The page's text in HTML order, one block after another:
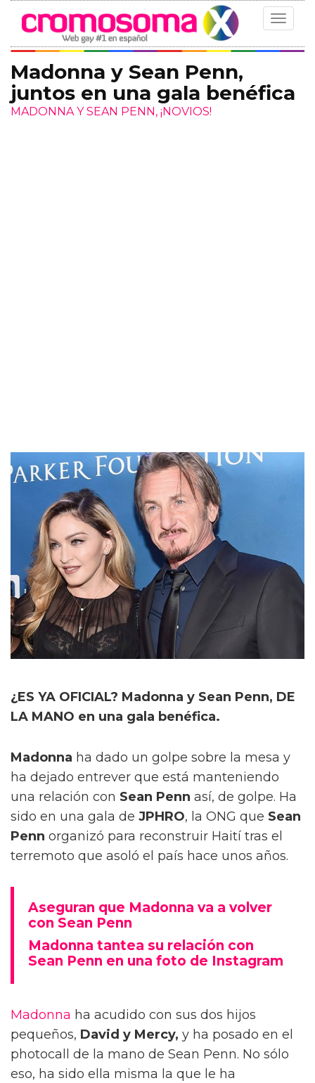
Toggle
Madonna y Sean Penn,
juntos en una gala benéfica
MADONNA Y SEAN PENN, ¡NOVIOS!
¿ES YA OFICIAL? Madonna y Sean Penn, DE
LA MANO en una gala benéfica.
Madonna ha dado un golpe sobre la mesa y
ha dejado entrever que está manteniendo
una relación con Sean Penn así, de golpe. Ha
sido en una gala de JPHRO, la ONG que Sean
Penn organizó para reconstruir Haití tras el
terremoto que asoló el país hace unos años.
Aseguran que Madonna va a volver
con Sean Penn
Madonna tantea su relación con
Sean Penn en una foto de Instagram
Madonna ha acudido con sus dos hijos
pequeños, David y Mercy, y ha posado en el
photocall de la mano de Sean Penn. No sólo
eso, ha sido ella misma la que le ha